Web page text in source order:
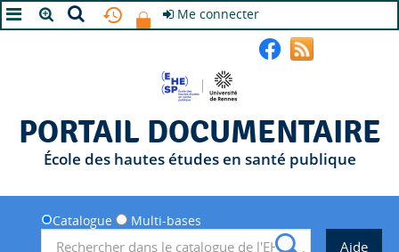
Me connecter
PORTAIL DOCUMENTAIRE
École des hautes études en santé publique
Catalogue Multi-bases